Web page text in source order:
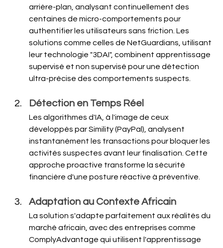
arrière-plan, analysant continuellement des
centaines de micro-comportements pour
authentifier les utilisateurs sans friction. Les
solutions comme celles de NetGuardians, utilisant
leur technologie "3DAI", combinent apprentissage
supervisé et non supervisé pour une détection
ultra-précise des comportements suspects.
Détection en Temps Réel
Les algorithmes d'IA, à l'image de ceux
développés par Simility (PayPal), analysent
instantanément les transactions pour bloquer les
activités suspectes avant leur finalisation. Cette
approche proactive transforme la sécurité
financière d'une posture réactive à préventive.
Adaptation au Contexte Africain
La solution s'adapte parfaitement aux réalités du
marché africain, avec des entreprises comme
ComplyAdvantage qui utilisent l'apprentissage